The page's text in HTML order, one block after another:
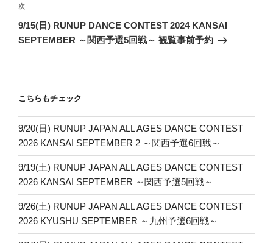
ゲ
ー
シ
次
の
投
次
9/15(日) RUNUP DANCE CONTEST 2024 KANSAI
SEPTEMBER ～関西予選5回戦～ 観覧事前予約
こちらもチェック
9/20(日) RUNUP JAPAN ALL AGES DANCE CONTEST
2026 KANSAI SEPTEMBER 2 ～関西予選6回戦～
9/19(土) RUNUP JAPAN ALL AGES DANCE CONTEST
2026 KANSAI SEPTEMBER ～関西予選5回戦～
9/26(土) RUNUP JAPAN ALL AGES DANCE CONTEST
2026 KYUSHU SEPTEMBER ～九州予選6回戦～